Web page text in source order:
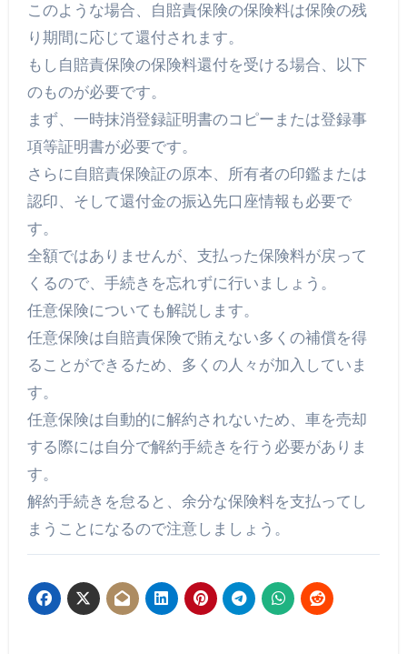
このような場合、自賠責保険の保険料は保険の残
り期間に応じて還付されます。
もし自賠責保険の保険料還付を受ける場合、以下
のものが必要です。
まず、一時抹消登録証明書のコピーまたは登録事
項等証明書が必要です。
さらに自賠責保険証の原本、所有者の印鑑または
認印、そして還付金の振込先口座情報も必要で
す。
全額ではありませんが、支払った保険料が戻って
くるので、手続きを忘れずに行いましょう。
任意保険についても解説します。
任意保険は自賠責保険で賄えない多くの補償を得
ることができるため、多くの人々が加入していま
す。
任意保険は自動的に解約されないため、車を売却
する際には自分で解約手続きを行う必要がありま
す。
解約手続きを怠ると、余分な保険料を支払ってし
まうことになるので注意しましょう。